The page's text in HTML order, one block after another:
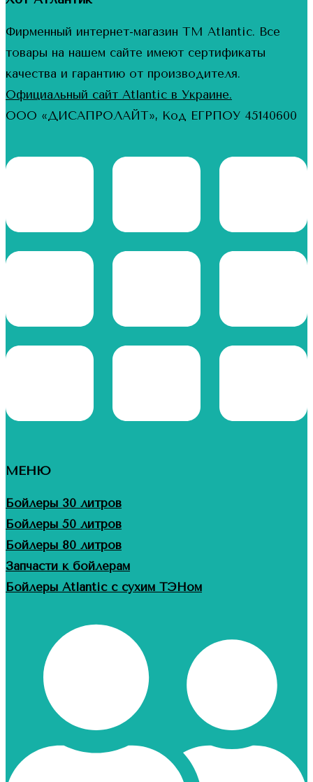
Фирменный интернет-магазин ТМ Atlantic. Все
товары на нашем сайте имеют сертификаты
качества и гарантию от производителя.
Официальный сайт Atlantic в Украине.
ООО «ДИСАПРОЛАЙТ», Код ЕГРПОУ 45140600
МЕНЮ
Бойлеры 30 литров
Бойлеры 50 литров
Бойлеры 80 литров
Запчасти к бойлерам
Бойлеры Atlantic с сухим ТЭНом